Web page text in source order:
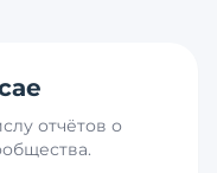
отчётов о